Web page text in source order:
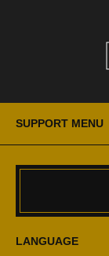
SUPPORT MENU
LANGUAGE